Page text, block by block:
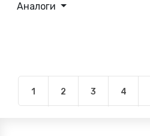
Аналоги
1 2 3 4